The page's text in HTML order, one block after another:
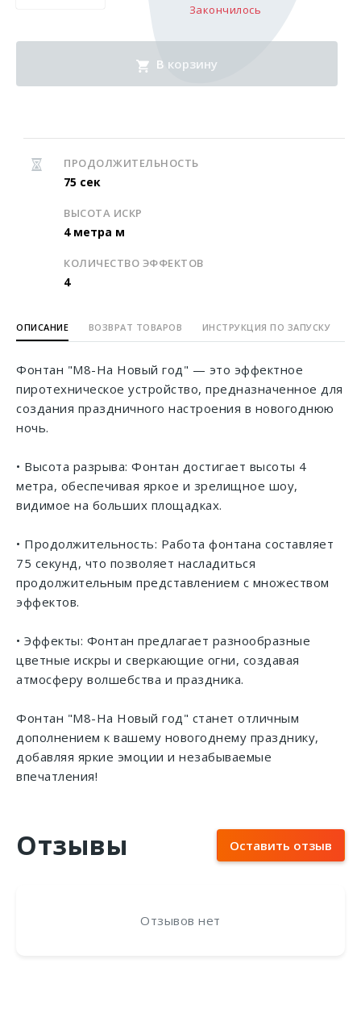
Закончилось
В корзину
ПРОДОЛЖИТЕЛЬНОСТЬ
75 сек
ВЫСОТА ИСКР
4 метра м
КОЛИЧЕСТВО ЭФФЕКТОВ
4
ОПИСАНИЕ ВОЗВРАТ ТОВАРОВ ИНСТРУКЦИЯ ПО ЗАПУСКУ
Фонтан "М8-На Новый год" — это эффектное
пиротехническое устройство, предназначенное для
создания праздничного настроения в новогоднюю
ночь.
• Высота разрыва: Фонтан достигает высоты 4
метра, обеспечивая яркое и зрелищное шоу,
видимое на больших площадках.
• Продолжительность: Работа фонтана составляет
75 секунд, что позволяет насладиться
продолжительным представлением с множеством
эффектов.
• Эффекты: Фонтан предлагает разнообразные
цветные искры и сверкающие огни, создавая
атмосферу волшебства и праздника.
Фонтан "М8-На Новый год" станет отличным
дополнением к вашему новогоднему празднику,
добавляя яркие эмоции и незабываемые
впечатления!
Отзывы Оставить отзыв
Отзывов нет